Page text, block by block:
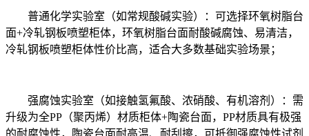
普通化学实验室（如常规酸碱实验）：可选择环氧树脂台
面+冷轧钢板喷塑柜体，环氧树脂台面耐酸碱腐蚀、易清洁，
冷轧钢板喷塑柜体性价比高，适合大多数基础实验场景；
强腐蚀实验室（如接触氢氟酸、浓硝酸、有机溶剂）：需
升级为全PP（聚丙烯）材质柜体+陶瓷台面，PP材质具有极强
的耐腐蚀性，陶瓷台面耐高温、耐刮擦，可抵御强腐蚀性试剂